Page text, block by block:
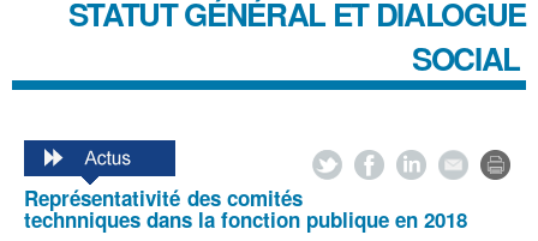
STATUT GÉNÉRAL ET DIALOGUE
SOCIAL
Représentativité des comités
technniques dans la fonction publique en 2018